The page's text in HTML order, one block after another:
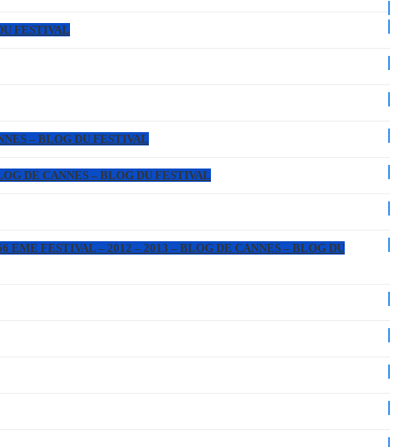
FESTIVAL
– BLOG DU FESTIVAL
DE CANNES – BLOG DU FESTIVAL
FESTIVAL – 2012 – 2013 – BLOG DE CANNES – BLOG DU